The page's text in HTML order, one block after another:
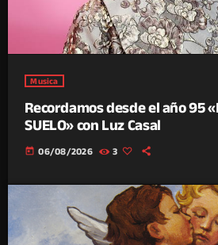
Musica
Recordamos desde el año 95
SUELO» con Luz Casal
today 06/08/2026 3